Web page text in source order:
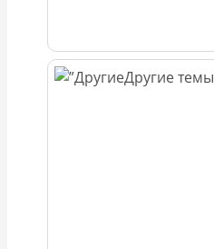
Другие темы